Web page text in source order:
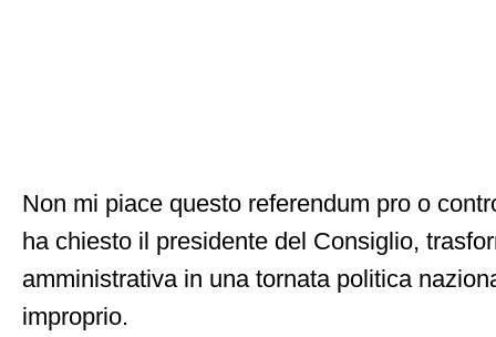
Non mi piace questo referendum pro o
ha chiesto il presidente del Consiglio,
amministrativa in una tornata politica
improprio.